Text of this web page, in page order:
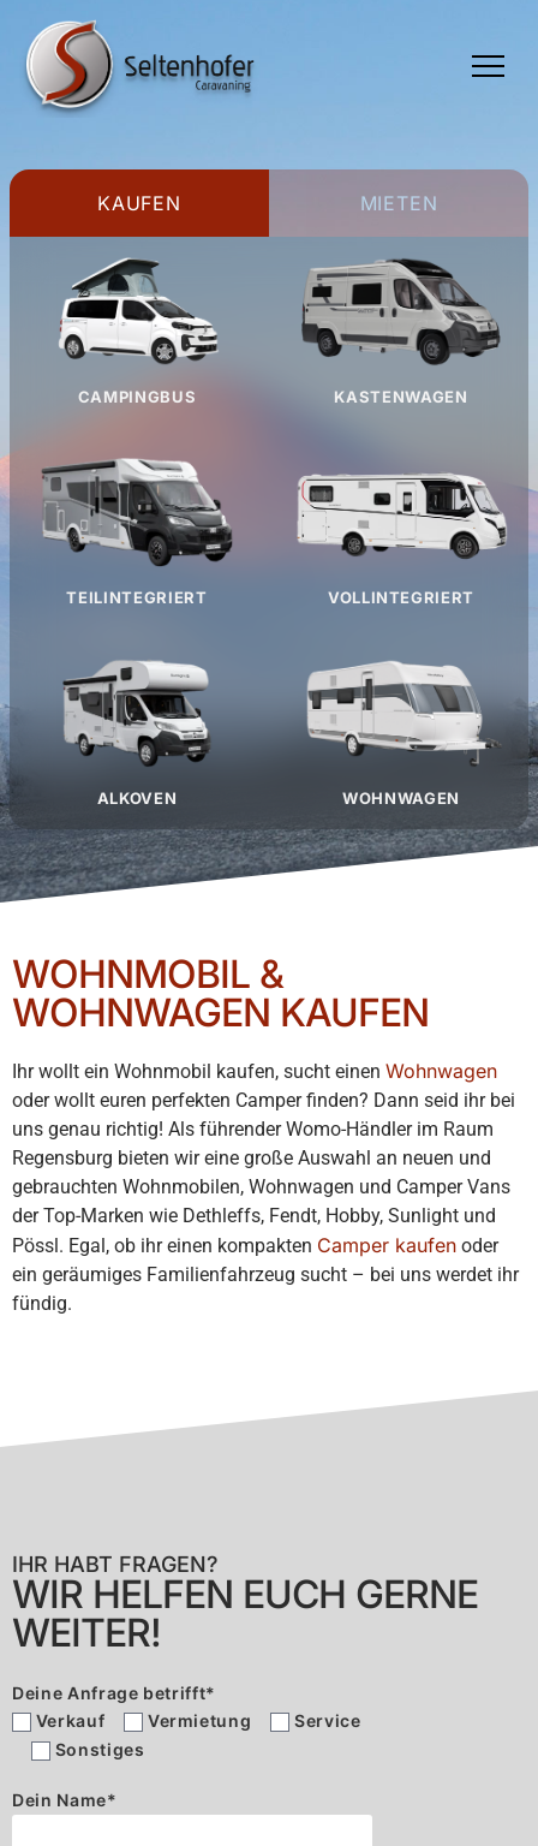
TOGGLE
MENU
KAUFEN MIETEN
CAMPINGBUS KASTENWAGEN
TEILINTEGRIERT VOLLINTEGRIERT
ALKOVEN WOHNWAGEN
WOHNMOBIL &
WOHNWAGEN KAUFEN
Ihr wollt ein Wohnmobil kaufen, sucht einen Wohnwagen
oder wollt euren perfekten Camper finden? Dann seid ihr bei
uns genau richtig! Als führender Womo-Händler im Raum
Regensburg bieten wir eine große Auswahl an neuen und
gebrauchten Wohnmobilen, Wohnwagen und Camper Vans
der Top-Marken wie Dethleffs, Fendt, Hobby, Sunlight und
Pössl. Egal, ob ihr einen kompakten Camper kaufen oder
ein geräumiges Familienfahrzeug sucht – bei uns werdet ihr
fündig.
IHR HABT FRAGEN?
WIR HELFEN EUCH GERNE
WEITER!
Deine Anfrage betrifft*
Verkauf
Vermietung
Service
Sonstiges
Dein Name*